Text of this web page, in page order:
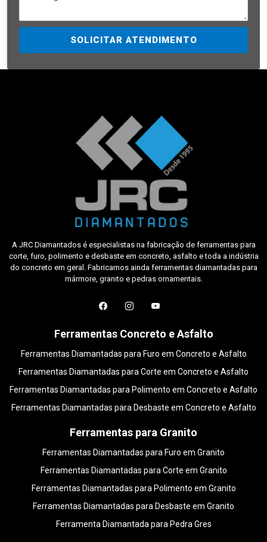
SOLICITAR ATENDIMENTO
A JRC Diamantados é especialistas na fabricação de ferramentas para
corte, furo, polimento e desbaste em concreto, asfalto e toda a indústria
do concreto em geral. Fabricamos ainda ferramentas diamantadas para
mármore, granito e pedras ornamentais.
Ferramentas Concreto e Asfalto
Ferramentas Diamantadas para Furo em Concreto e Asfalto
Ferramentas Diamantadas para Corte em Concreto e Asfalto
Ferramentas Diamantadas para Polimento em Concreto e Asfalto
Ferramentas Diamantadas para Desbaste em Concreto e Asfalto
Ferramentas para Granito
Ferramentas Diamantadas para Furo em Granito
Ferramentas Diamantadas para Corte em Granito
Ferramentas Diamantadas para Polimento em Granito
Ferramentas Diamantadas para Desbaste em Granito
Ferramenta Diamantada para Pedra Gres